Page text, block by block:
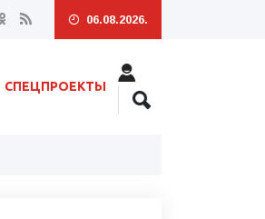
06.08.2026.
СПЕЦПРОЕКТЫ